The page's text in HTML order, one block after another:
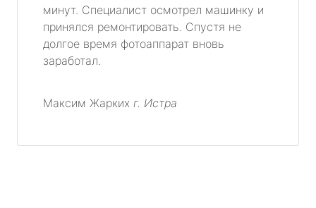
минут. Специалист осмотрел машинку и
принялся ремонтировать. Спустя не
долгое время фотоаппарат вновь
заработал.
Максим Жарких г. Истра